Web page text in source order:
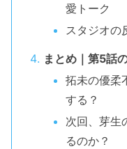
愛トーク
スタジオの
まとめ｜第5話
拓未の優柔
する？
次回、芽生
るのか？